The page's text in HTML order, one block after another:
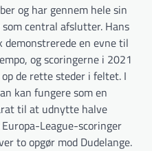
og har gennem hele sin
central afslutter. Hans
en evne til
og scoringerne i 2021
de rette steder i feltet. I
kan fungere som en
til at udnytte halve
League-scoringer
to opgør mod Dudelange.